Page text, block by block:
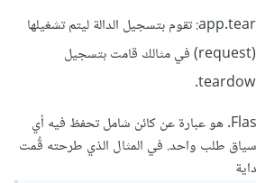
app.teardown_request: تقوم بتسجيل الدالة ليتم تشغيلها
عند نهاية كل طلب (request) في مثالك قامت بتسجيل
g هو كائن يوفره Flask. هو عبارة عن كائن شامل تحفظ فيه أي
سياق طلب واحد. في المثال الذي طرحته قُمت